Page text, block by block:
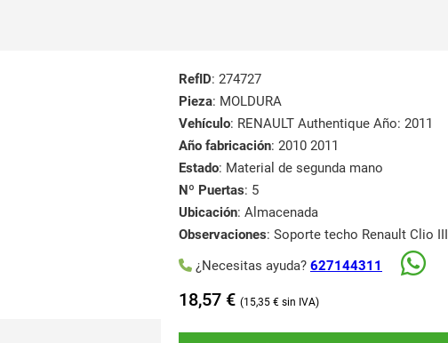
RefID: 274727
Pieza: MOLDURA
Vehículo: RENAULT Authentique Año: 2011
Año fabricación: 2010 2011
Estado: Material de segunda mano
Nº Puertas: 5
Ubicación: Almacenada
Observaciones: Soporte techo Renault Clio III
¿Necesitas ayuda? 627144311
18,57 € 15,35 €